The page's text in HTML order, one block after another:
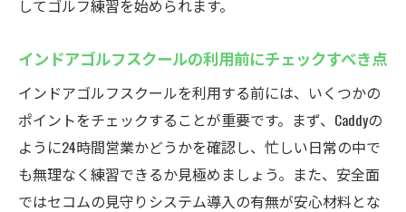
してゴルフ練習を始められます。
インドアゴルフスクールの利用前にチェックすべき点
インドアゴルフスクールを利用する前には、いくつかの
ポイントをチェックすることが重要です。まず、Caddyの
ように24時間営業かどうかを確認し、忙しい日常の中で
も無理なく練習できるか見極めましょう。また、安全面
ではセコムの見守りシステム導入の有無が安心材料とな